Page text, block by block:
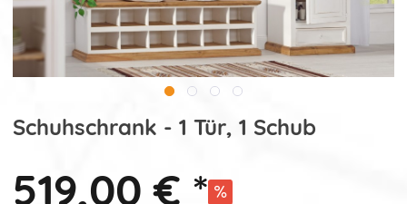
Schuhschrank - 1 Tür, 1 Schub
519,00 € *